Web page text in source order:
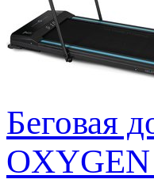
Беговая
OXYGEN